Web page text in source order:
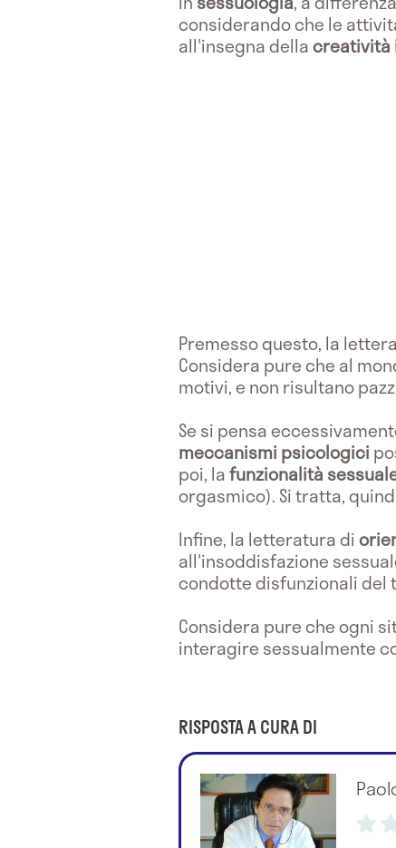
considerando che le
all'insegna dellacreatività
Premesso questo, la
Considera pure che al
motivi, e non risultano
Se si pensa
meccanismi psicologici
poi, lafunzionalità
orgasmico). Si tratta,
Infine, la letteratura di
all'insoddisfazione
condotte disfunzionali del
Considera pure che ogni
interagire sessualmente
RISPOSTA A CURA DI